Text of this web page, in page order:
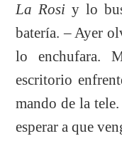
La Rosi y lo
batería. – Ayer
lo enchufara.
escritorio
mando de la
esperar a que